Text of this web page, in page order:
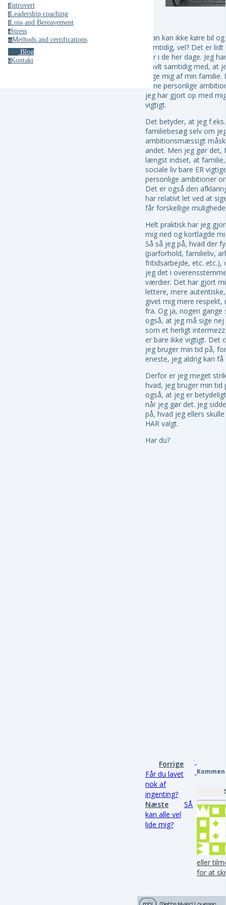
iIntrovert
lLeadership coaching
lLoss and Bereavement
sStress
mMethods and certifications
Blog
kKontakt
Man kan ikke køre bil
samtidig, vel? Det er
har i de her dage. Jeg
travlt samtidig med, at
tage mig af min
mine personlige
jeg har gjort op med
vigtigt.
Det betyder, at jeg
familiebesøg selv om
ambitionsmæssigt
andet. Men jeg gør det,
længst indset, at
sociale liv bare ER
personlige ambitioner
Det er også den
har relativt let ved at
får forskellige
Helt praktisk har jeg
mig ned og kortlagde
Så så jeg på, hvad der
(parforhold, familieliv,
fritidsarbejde, etc. etc.),
jeg det i
værdier. Det har gjort
lettere, mere
givet mig mere respekt,
fra. Og ja, nogen gange
også, at jeg må sige
som et herligt
er bare ikke vigtigt. Det
jeg bruger min tid på,
eneste, jeg aldrig kan få
Derfor er jeg meget
hvad, jeg bruger min tid
også, at jeg er
når jeg gør det. Jeg
på, hvad jeg ellers
HAR valgt.
Har du?
Forrige
Får du lavet
nok af
ingenting?
Næste
SÅ
kan alle vel
lide mig?
eller
for at